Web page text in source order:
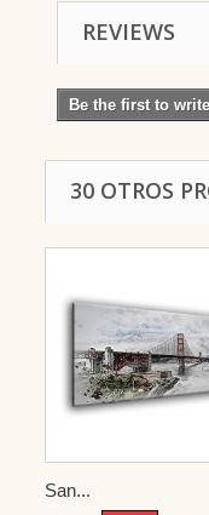
REVIEWS
Be the first to
30 OTROS
San...